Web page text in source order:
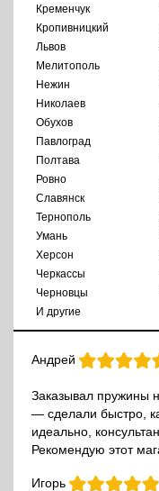
Кременчук
Кропивницкий
Львов
Мелитополь
Нежин
Николаев
Обухов
Павлоград
Полтава
Ровно
Славянск
Тернополь
Умань
Херсон
Черкассы
Черновцы
И другие
Андрей
Заказывал пружины
— сделали быстро,
идеально,
Рекомендую этот
Игорь